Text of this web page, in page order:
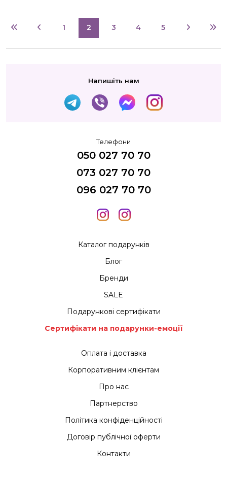
1 2 3 4 5
Каталог подарунків
Блог
Бренди
SALE
Подарункові сертифікати
Сертифікати на подарунки-емоції
Оплата і доставка
Корпоративним клієнтам
Про нас
Партнерство
Політика конфіденційності
Договір публічної оферти
Контакти
Напишіть нам
Телефони
050 027 70 70
073 027 70 70
096 027 70 70